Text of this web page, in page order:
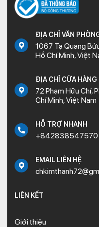
ĐỊA CHỈ VĂN
1067 Tạ Quang
Hồ Chí Minh, Việt
ĐỊA CHỈ CỬA HÀNG
72 Phạm Hữu Chí,
Chí Minh, Việt Nam
HỖ TRỢ NHANH
+842838547570
EMAIL LIÊN HỆ
LIÊN KẾT
Giới thiệu